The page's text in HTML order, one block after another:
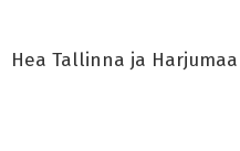
Hea Tallinna ja